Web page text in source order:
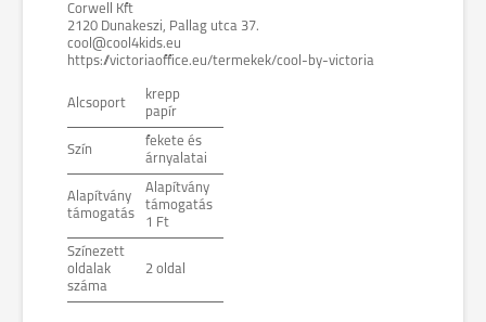
Corwell Kft
2120 Dunakeszi, Pallag utca 37.
cool@cool4kids.eu
https://victoriaoffice.eu/termekek/cool-by-victoria
Alcsoport
krepp
papír
Szín
fekete és
árnyalatai
Alapítvány
támogatás
Alapítvány
támogatás
1 Ft
Színezett
oldalak
száma
2 oldal